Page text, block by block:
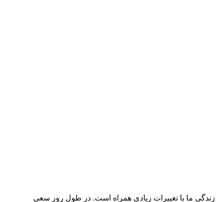
زندگی ما با تغییرات زیادی همراه است. در طول روز سعی